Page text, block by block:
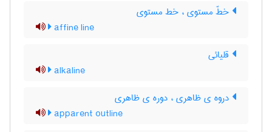
خطّ مستوی ، خط مستوی
affine line
قلیائی
alkaline
دروه ی ظاهری ، دوره ی ظاهری
apparent outline